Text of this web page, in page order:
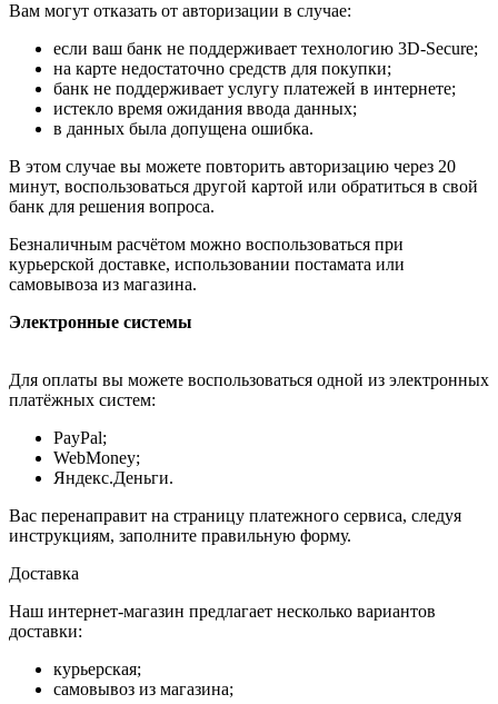
Вам могут отказать от авторизации в случае:
если ваш банк не поддерживает технологию 3D-Secure;
на карте недостаточно средств для покупки;
банк не поддерживает услугу платежей в интернете;
истекло время ожидания ввода данных;
в данных была допущена ошибка.
В этом случае вы можете повторить авторизацию через 20
минут, воспользоваться другой картой или обратиться в свой
банк для решения вопроса.
Безналичным расчётом можно воспользоваться при
курьерской доставке, использовании постамата или
самовывоза из магазина.
Электронные системы
Для оплаты вы можете воспользоваться одной из электронных
платёжных систем:
PayPal;
WebMoney;
Яндекс.Деньги.
Вас перенаправит на страницу платежного сервиса, следуя
инструкциям, заполните правильную форму.
Доставка
Наш интернет-магазин предлагает несколько вариантов
доставки:
курьерская;
самовывоз из магазина;